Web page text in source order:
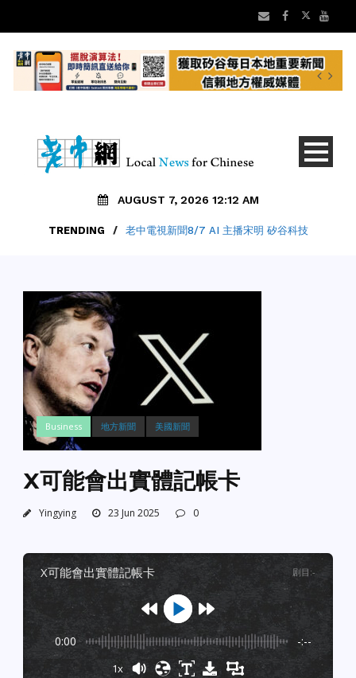
AUGUST 7, 2026 12:12 AM
TRENDING / 老中電視新聞8/7 AI 主播宋明 矽谷科技
Business 地方新聞 美國新聞
X可能會出實體記帳卡
Yingying 23 Jun 2025 0
x可能會出實體記帳卡 剧目 :-
0:00 -:--
1x